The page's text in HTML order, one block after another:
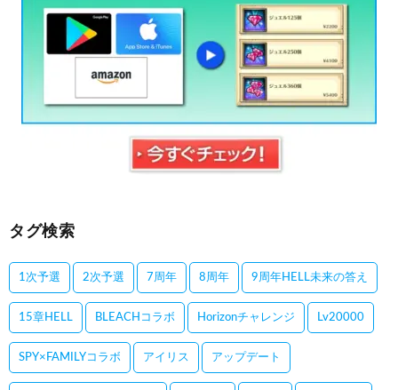
タグ検索
1次予選 2次予選 7周年 8周年 9周年HELL未来の答え
15章HELL BLEACHコラボ Horizonチャレンジ Lv20000
SPY×FAMILYコラボ アイリス アップデート